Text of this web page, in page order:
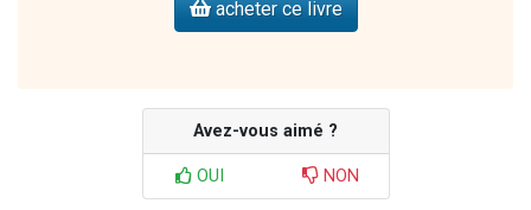
acheter ce livre
Avez-vous aimé ?
OUI NON